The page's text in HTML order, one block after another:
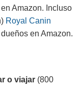
Amazon. Incluso
Royal Canin
en Amazon.
o viajar (800